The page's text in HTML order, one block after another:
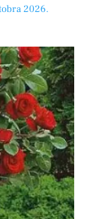
2026.